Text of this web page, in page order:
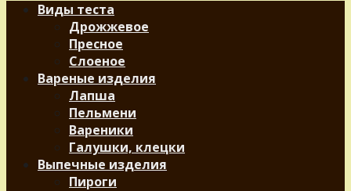
Виды теста
Дрожжевое
Пресное
Слоеное
Вареные изделия
Лапша
Пельмени
Вареники
Галушки, клецки
Выпечные изделия
Пироги